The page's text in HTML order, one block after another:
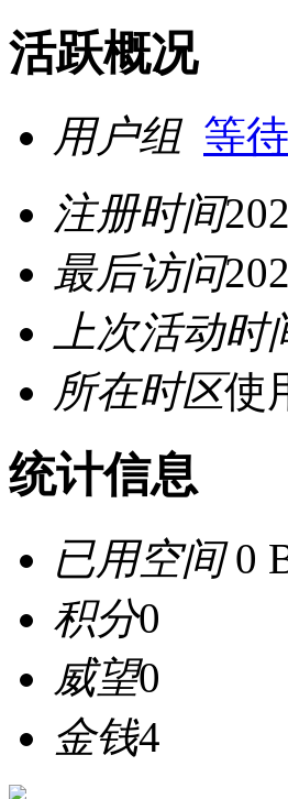
活跃概况
用户组 等
注册时间
最后访问
上次活动时
所在时区使
统计信息
已用空间0
积分0
威望0
金钱4